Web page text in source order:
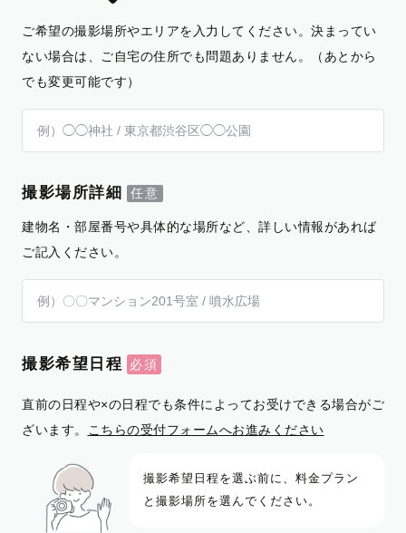
ご希望の撮影場所やエリアを入力してください。決まってい
ない場合は、ご自宅の住所でも問題ありません。（あとから
でも変更可能です）
撮影場所詳細
建物名・部屋番号や具体的な場所など、詳しい情報があれば
ご記入ください。
撮影希望日程
直前の日程や×の日程でも条件によってお受けできる場合がご
ざいます。
こちらの受付フォームへお進みください
撮影希望日程を選ぶ前に、料金プラン
と撮影場所を選んでください。